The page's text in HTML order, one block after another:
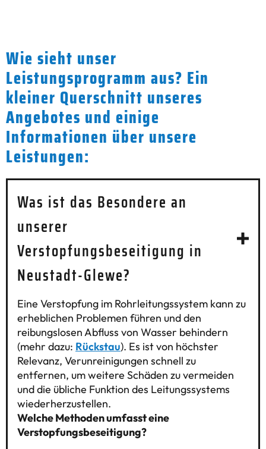
Wie sieht unser
Leistungsprogramm aus? Ein
kleiner Querschnitt unseres
Angebotes und einige
Informationen über unsere
Leistungen:
Was ist das Besondere an
unserer
Verstopfungsbeseitigung in
Neustadt-Glewe?
Eine Verstopfung im Rohrleitungssystem kann zu
erheblichen Problemen führen und den
reibungslosen Abfluss von Wasser behindern
(mehr dazu: Rückstau). Es ist von höchster
Relevanz, Verunreinigungen schnell zu
entfernen, um weitere Schäden zu vermeiden
und die übliche Funktion des Leitungssystems
wiederherzustellen.
Welche Methoden umfasst eine
Verstopfungsbeseitigung?